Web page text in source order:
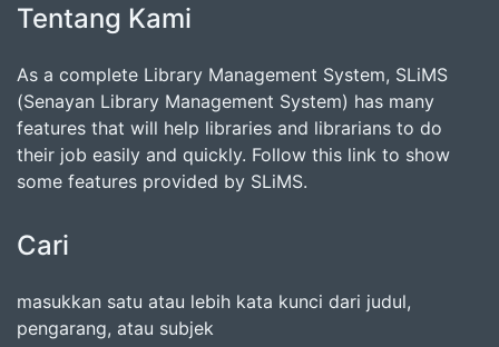
Tentang Kami
As a complete Library Management System, SLiMS
(Senayan Library Management System) has many
features that will help libraries and librarians to do
their job easily and quickly. Follow this link to show
some features provided by SLiMS.
Cari
masukkan satu atau lebih kata kunci dari judul,
pengarang, atau subjek